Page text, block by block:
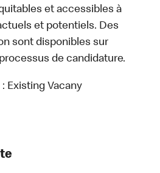
et accessibles à
et potentiels. Des
sont disponibles sur
de candidature.
Existing Vacany